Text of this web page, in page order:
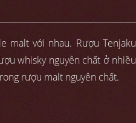
malt với nhau. Rượu Tenjaku
whisky nguyên chất ở nhiều
rượu malt nguyên chất.